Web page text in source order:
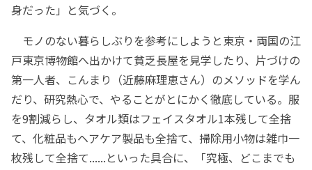
身だった」と気づく。
モノのない暮らしぶりを参考にしようと東京・両国の江
戸東京博物館へ出かけて貧乏長屋を見学したり、片づけの
第一人者、こんまり（近藤麻理恵さん）のメソッドを学ん
だり、研究熱心で、やることがとにかく徹底している。服
を9割減らし、タオル類はフェイスタオル1本残して全捨
て、化粧品もヘアケア製品も全捨て、掃除用小物は雑巾一
枚残して全捨て......といった具合に、「究極、どこまでも